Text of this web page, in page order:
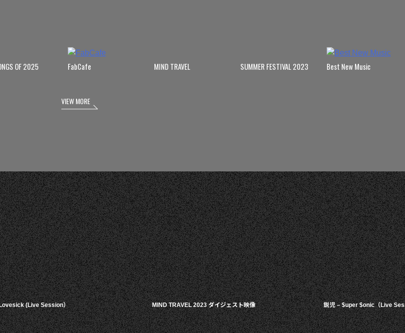
OF 2025 FabCafe MIND TRAVEL SUMMER FESTIVAL 2023 Best New Music
VIEW MORE
(Live Session） MIND TRAVEL 2023 ダイジェスト映像 鋭児 – $uper $onic（Live